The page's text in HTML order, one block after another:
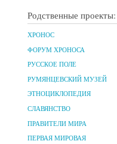
Родственные проекты:
ХРОНОС
ФОРУМ ХРОНОСА
РУССКОЕ ПОЛЕ
РУМЯНЦЕВСКИЙ МУЗЕЙ
ЭТНОЦИКЛОПЕДИЯ
СЛАВЯНСТВО
ПРАВИТЕЛИ МИРА
ПЕРВАЯ МИРОВАЯ